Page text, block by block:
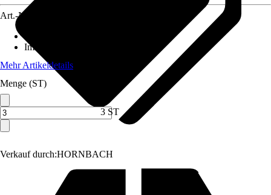
Verkauf durch:HORNBACH
Art.-Nr.
Immergrün
Mehr Artikeldetails
Menge (ST)
3 ST